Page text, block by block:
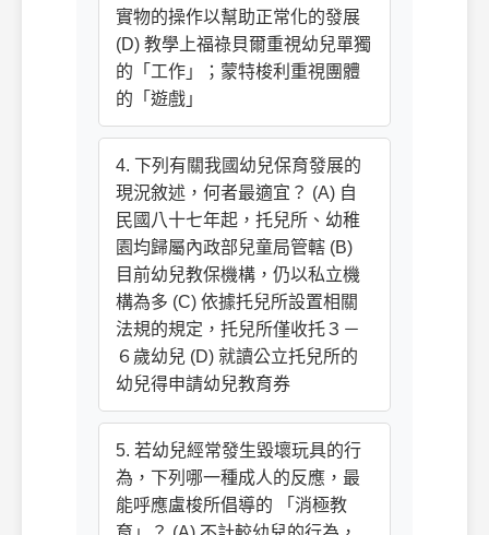
實物的操作以幫助正常化的發展
(D) 教學上福祿貝爾重視幼兒單獨
的「工作」；蒙特梭利重視團體
的「遊戲」
4. 下列有關我國幼兒保育發展的
現況敘述，何者最適宜？ (A) 自
民國八十七年起，托兒所、幼稚
園均歸屬內政部兒童局管轄 (B)
目前幼兒教保機構，仍以私立機
構為多 (C) 依據托兒所設置相關
法規的規定，托兒所僅收托３－
６歲幼兒 (D) 就讀公立托兒所的
幼兒得申請幼兒教育券
5. 若幼兒經常發生毀壞玩具的行
為，下列哪一種成人的反應，最
能呼應盧梭所倡導的 「消極教